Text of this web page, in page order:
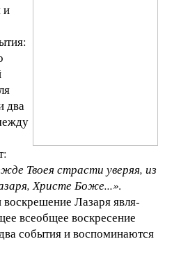
и
два
Твоея страсти уверяя, из
Христе Боже...».
Лазаря явля­
всеобщее воскресение
события и воспоминаются